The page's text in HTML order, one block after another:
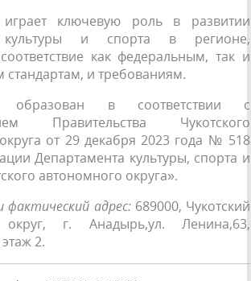
играет ключевую роль в развитии
культуры и спорта в регионе,
как федеральным, так и
стандартам, и требованиям.
образован в соответствии с
Правительства Чукотского
от 29 декабря 2023 года № 518
Департамента культуры, спорта и
автономного округа».
фактический адрес: 689000, Чукотский
г. Анадырь,ул. Ленина,63,
2.